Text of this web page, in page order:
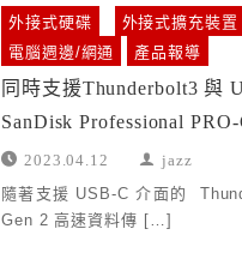
外接式硬碟 外接式擴充裝置
電腦週邊/網通
產品報導
同時支援Thunderbolt3 與
SanDisk Professional
2023.04.12 jazz
隨著支援 USB-C 介面的
Gen 2 高速資料傳 […]